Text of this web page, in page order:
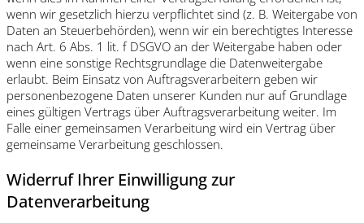
wenn wir gesetzlich hierzu verpflichtet sind (z. B. Weitergabe von
Daten an Steuerbehörden), wenn wir ein berechtigtes Interesse
nach Art. 6 Abs. 1 lit. f DSGVO an der Weitergabe haben oder
wenn eine sonstige Rechtsgrundlage die Datenweitergabe
erlaubt. Beim Einsatz von Auftragsverarbeitern geben wir
personenbezogene Daten unserer Kunden nur auf Grundlage
eines gültigen Vertrags über Auftragsverarbeitung weiter. Im
Falle einer gemeinsamen Verarbeitung wird ein Vertrag über
gemeinsame Verarbeitung geschlossen.
Widerruf Ihrer Einwilligung zur
Datenverarbeitung